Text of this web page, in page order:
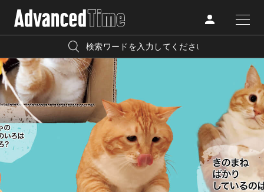
CATEGORY
FASHION
BEAUTY
TRAVEL
AdvancedClub
『AdvancedTime』は、自由でしなやかに生きるハイエンド
な大人達におくる、スペシャルイシュー満載のメディア。
高感度なファッション、カルチャーに溺愛、未知の幅広い
教養を求め、今までの人生で積んだ経験、知見を余裕をも
人気の検索キーワード
宿泊 プレゼント
インテリア
美白 アイメイク